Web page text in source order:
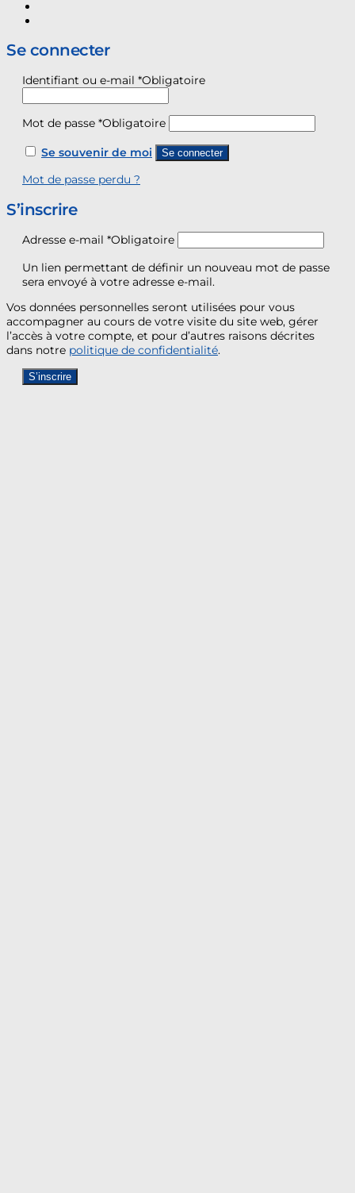
Se connecter
Identifiant ou e-mail *Obligatoire
Mot de passe *Obligatoire
Se souvenir de moi Se connecter
Mot de passe perdu ?
S’inscrire
Adresse e-mail *Obligatoire
Un lien permettant de définir un nouveau mot de passe
sera envoyé à votre adresse e-mail.
Vos données personnelles seront utilisées pour vous
accompagner au cours de votre visite du site web, gérer
l’accès à votre compte, et pour d’autres raisons décrites
dans notre politique de confidentialité.
S’inscrire